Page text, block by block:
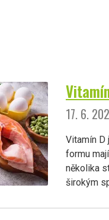
17. 6.
Vitamín D
formu
několika
širokým